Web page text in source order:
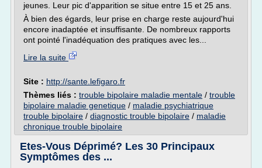
jeunes. Leur pic d'apparition se situe entre 15 et 25 ans.
À bien des égards, leur prise en charge reste aujourd'hui
encore inadaptée et insuffisante. De nombreux rapports
ont pointé l'inadéquation des pratiques avec les...
Lire la suite
Site : http://sante.lefigaro.fr
Thèmes liés : trouble bipolaire maladie mentale / trouble
bipolaire maladie genetique / maladie psychiatrique
trouble bipolaire / diagnostic trouble bipolaire / maladie
chronique trouble bipolaire
Etes-Vous Déprimé? Les 30 Principaux
Symptômes des ...